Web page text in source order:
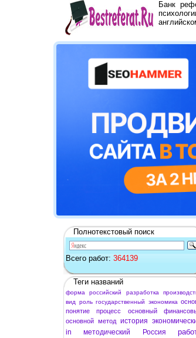
Банк
Полнотекстовый поиск
Всего работ: 364139
Теги названий
форма российский разработка
вид
роль государственный экономика
понятие
процесс основный
основной метод история
in
методический Россия